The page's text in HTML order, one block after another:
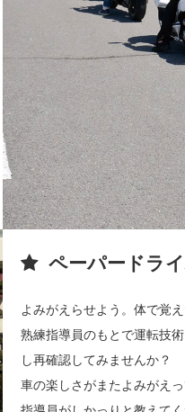
ペーパードラ
よみがえらせよう。体で覚
熟練指導員のもとで運転技
し再確認してみませんか？
車の楽しさがまたよみがえっ